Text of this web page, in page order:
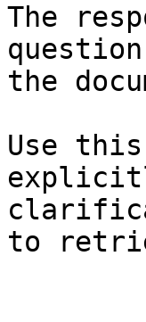
The
the
Use this